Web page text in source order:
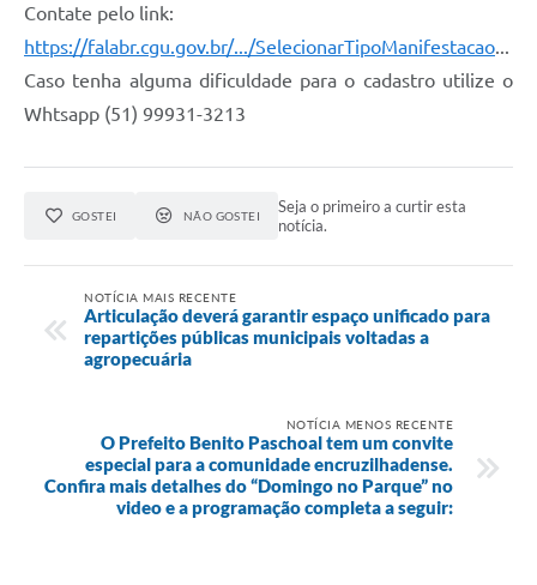
Contate pelo link:
https://falabr.cgu.gov.br/.../SelecionarTipoManifestacao...
Caso tenha alguma dificuldade para o cadastro utilize o
Whtsapp (51) 99931-3213
GOSTEI NÃO GOSTEI
Seja o primeiro a curtir esta
notícia.
NOTÍCIA MAIS RECENTE
Articulação deverá garantir espaço unificado para
repartições públicas municipais voltadas a
agropecuária
NOTÍCIA MENOS RECENTE
O Prefeito Benito Paschoal tem um convite
especial para a comunidade encruzilhadense.
Confira mais detalhes do “Domingo no Parque” no
video e a programação completa a seguir: